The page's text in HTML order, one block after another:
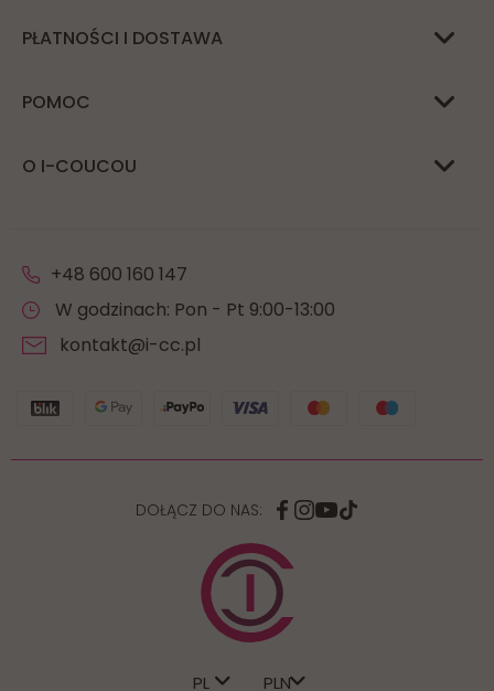
PŁATNOŚCI I DOSTAWA
POMOC
O I-COUCOU
+48 600 160 147
W godzinach: Pon - Pt 9:00-13:00
kontakt@i-cc.pl
DOŁĄCZ DO NAS:
PL